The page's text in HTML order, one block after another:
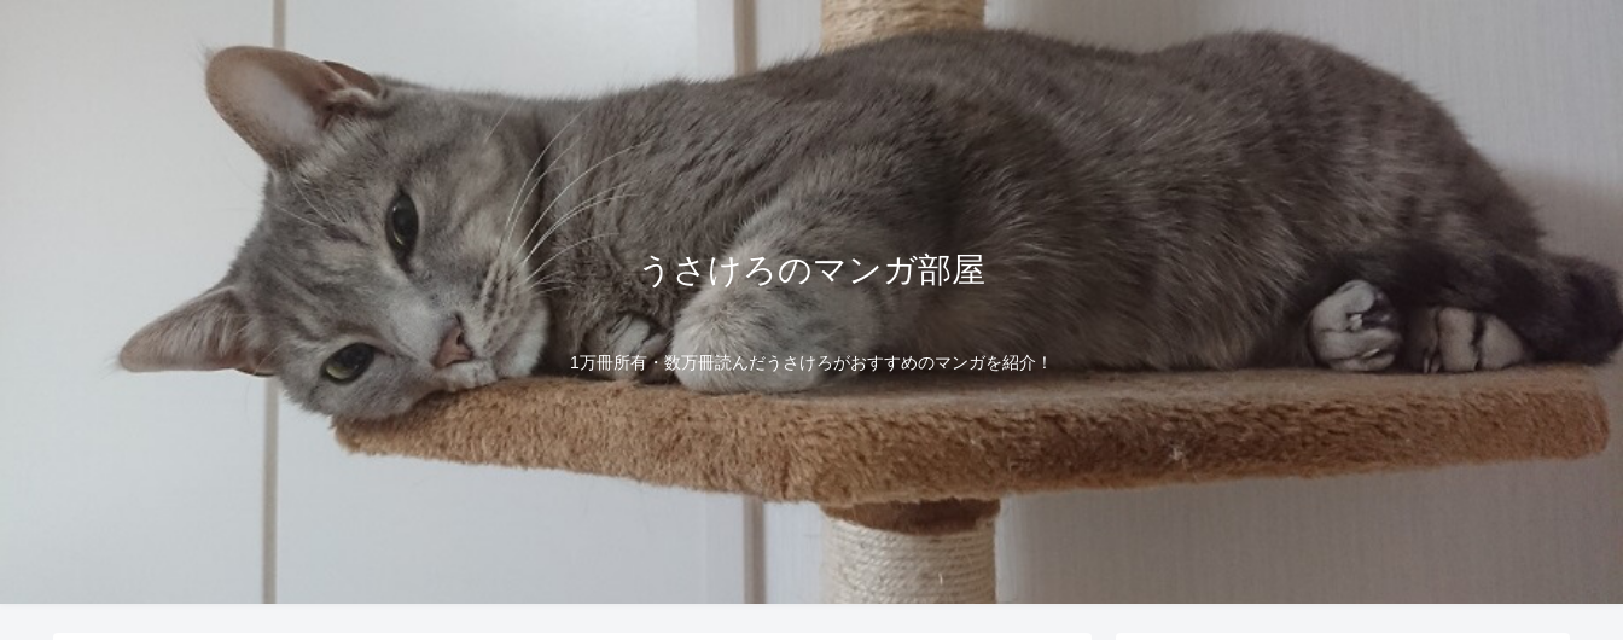
うさけろのマンガ部屋
1万冊所有・数万冊読んだうさけろがおすすめのマンガを紹介！